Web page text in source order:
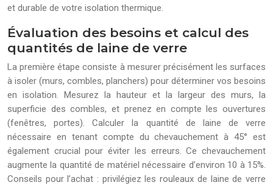
et durable de votre isolation thermique.
Évaluation des besoins et calcul des
quantités de laine de verre
La première étape consiste à mesurer précisément les surfaces
à isoler (murs, combles, planchers) pour déterminer vos besoins
en isolation. Mesurez la hauteur et la largeur des murs, la
superficie des combles, et prenez en compte les ouvertures
(fenêtres, portes). Calculer la quantité de laine de verre
nécessaire en tenant compte du chevauchement à 45° est
également crucial pour éviter les erreurs. Ce chevauchement
augmente la quantité de matériel nécessaire d’environ 10 à 15%.
Conseils pour l’achat : privilégiez les rouleaux de laine de verre